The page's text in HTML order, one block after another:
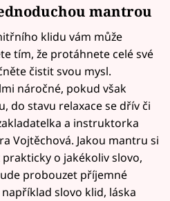
mantrou
klidu vám může
tím, že protáhnete celé své
čistit svou mysl.
náročné, pokud však
do stavu relaxace se dřív či
a instruktorka
Vojtěchová. Jakou mantru si
o jakékoliv slovo,
probouzet příjemné
slovo klid, láska